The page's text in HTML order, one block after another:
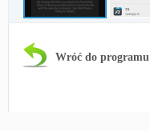
Wróć do programu